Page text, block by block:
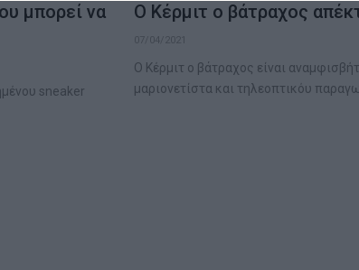
μπορεί να
sneaker
Ο Κέρμιτ ο βάτραχος
07/04/2021
O Κέρμιτ ο βάτραχος είναι
μαριονετίστα και τηλεοπτικόυ